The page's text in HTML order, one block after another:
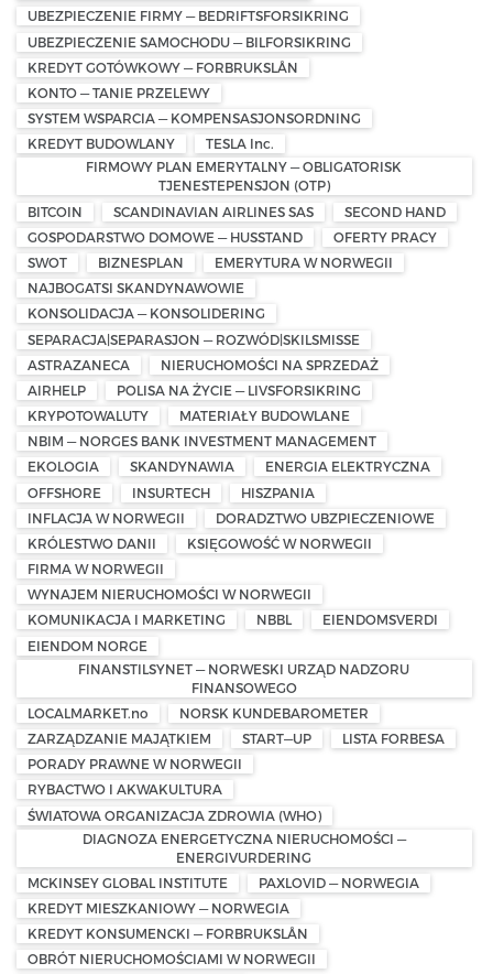
UBEZPIECZENIE FIRMY — BEDRIFTSFORSIKRING
UBEZPIECZENIE SAMOCHODU — BILFORSIKRING
KREDYT GOTÓWKOWY — FORBRUKSLÅN
KONTO — TANIE PRZELEWY
SYSTEM WSPARCIA — KOMPENSASJONSORDNING
KREDYT BUDOWLANY
TESLA Inc.
FIRMOWY PLAN EMERYTALNY — OBLIGATORISK
TJENESTEPENSJON (OTP)
BITCOIN
SCANDINAVIAN AIRLINES SAS
SECOND HAND
GOSPODARSTWO DOMOWE — HUSSTAND
OFERTY PRACY
SWOT
BIZNESPLAN
EMERYTURA W NORWEGII
NAJBOGATSI SKANDYNAWOWIE
KONSOLIDACJA — KONSOLIDERING
SEPARACJA|SEPARASJON — ROZWÓD|SKILSMISSE
ASTRAZANECA
NIERUCHOMOŚCI NA SPRZEDAŻ
AIRHELP
POLISA NA ŻYCIE — LIVSFORSIKRING
KRYPOTOWALUTY
MATERIAŁY BUDOWLANE
NBIM — NORGES BANK INVESTMENT MANAGEMENT
EKOLOGIA
SKANDYNAWIA
ENERGIA ELEKTRYCZNA
OFFSHORE
INSURTECH
HISZPANIA
INFLACJA W NORWEGII
DORADZTWO UBZPIECZENIOWE
KRÓLESTWO DANII
KSIĘGOWOŚĆ W NORWEGII
FIRMA W NORWEGII
WYNAJEM NIERUCHOMOŚCI W NORWEGII
KOMUNIKACJA I MARKETING
NBBL
EIENDOMSVERDI
EIENDOM NORGE
FINANSTILSYNET — NORWESKI URZĄD NADZORU
FINANSOWEGO
LOCALMARKET.no
NORSK KUNDEBAROMETER
ZARZĄDZANIE MAJĄTKIEM
START—UP
LISTA FORBESA
PORADY PRAWNE W NORWEGII
RYBACTWO I AKWAKULTURA
ŚWIATOWA ORGANIZACJA ZDROWIA (WHO)
DIAGNOZA ENERGETYCZNA NIERUCHOMOŚCI —
ENERGIVURDERING
MCKINSEY GLOBAL INSTITUTE
PAXLOVID — NORWEGIA
KREDYT MIESZKANIOWY — NORWEGIA
KREDYT KONSUMENCKI — FORBRUKSLÅN
OBRÓT NIERUCHOMOŚCIAMI W NORWEGII